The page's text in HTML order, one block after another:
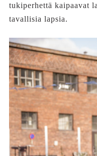
tukiperhettä kaipaavat
tavallisia lapsia.